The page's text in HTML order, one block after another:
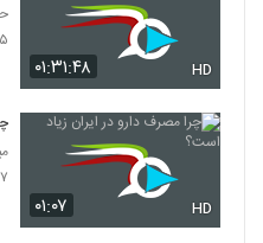
۰۱:۳۱:۴۸ HD
۱۵
۰۱:۰۷ HD